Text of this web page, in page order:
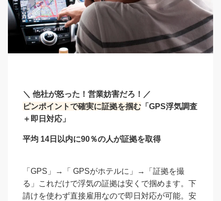
＼ 他社が怒った！営業妨害だろ！／
ピンポイントで確実に証拠を掴む 「GPS浮気調査
＋即日対応」
平均 14日以内に90％の人が証拠を取得
「GPS」→「 GPSがホテルに」→「証拠を撮
る」これだけで浮気の証拠は安くで掴めます。下
請けを使わず直接雇用なので即日対応が可能。安